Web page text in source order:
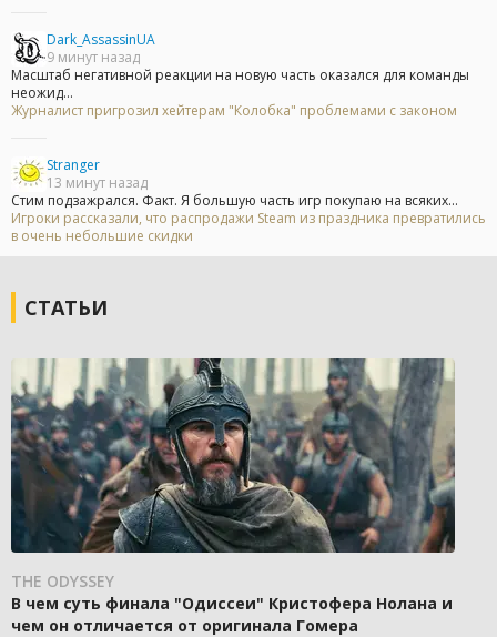
Dark_AssassinUA
9 минут назад
Масштаб негативной реакции на новую часть оказался для команды
неожид...
Журналист пригрозил хейтерам "Колобка" проблемами с законом
Stranger
13 минут назад
Стим подзажрался. Факт. Я большую часть игр покупаю на всяких...
Игроки рассказали, что распродажи Steam из праздника превратились
в очень небольшие скидки
СТАТЬИ
THE ODYSSEY
В чем суть финала "Одиссеи" Кристофера Нолана и
чем он отличается от оригинала Гомера